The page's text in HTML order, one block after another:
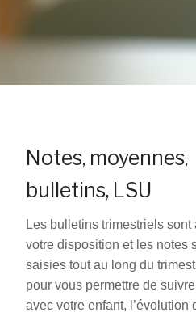
Notes, moyennes,
bulletins, LSU
Les bulletins trimestriels sont
votre disposition et les notes
saisies tout au long du
pour vous permettre de
avec votre enfant, l’évolution